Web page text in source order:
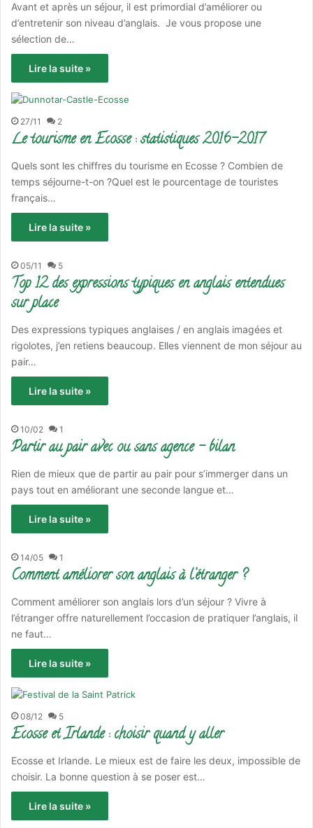
Avant et après un séjour, il est primordial d’améliorer ou
d’entretenir son niveau d’anglais. Je vous propose une
sélection de…
Lire la suite »
27/11 2
Le tourisme en Ecosse : statistiques 2016-2017
Quels sont les chiffres du tourisme en Ecosse ? Combien de
temps séjourne-t-on ?Quel est le pourcentage de touristes
français…
Lire la suite »
05/11 5
Top 12 des expressions typiques en anglais entendues
sur place
Des expressions typiques anglaises / en anglais imagées et
rigolotes, j’en retiens beaucoup. Elles viennent de mon séjour au
pair…
Lire la suite »
10/02 1
Partir au pair avec ou sans agence – bilan
Rien de mieux que de partir au pair pour s’immerger dans un
pays tout en améliorant une seconde langue et…
Lire la suite »
14/05 1
Comment améliorer son anglais à l’étranger ?
Comment améliorer son anglais lors d’un séjour ? Vivre à
l’étranger offre naturellement l’occasion de pratiquer l’anglais, il
ne faut…
Lire la suite »
08/12 5
Ecosse et Irlande : choisir quand y aller
Ecosse et Irlande. Le mieux est de faire les deux, impossible de
choisir. La bonne question à se poser est…
Lire la suite »